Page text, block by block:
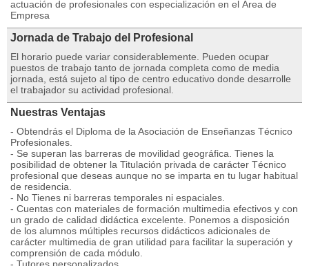
actuación de profesionales con especialización en el Área de
Empresa
Jornada de Trabajo del Profesional
El horario puede variar considerablemente. Pueden ocupar
puestos de trabajo tanto de jornada completa como de media
jornada, está sujeto al tipo de centro educativo donde desarrolle
el trabajador su actividad profesional.
Nuestras Ventajas
- Obtendrás el Diploma de la Asociación de Enseñanzas Técnico
Profesionales.
- Se superan las barreras de movilidad geográfica. Tienes la
posibilidad de obtener la Titulación privada de carácter Técnico
profesional que deseas aunque no se imparta en tu lugar habitual
de residencia.
- No Tienes ni barreras temporales ni espaciales.
- Cuentas con materiales de formación multimedia efectivos y con
un grado de calidad didáctica excelente. Ponemos a disposición
de los alumnos múltiples recursos didácticos adicionales de
carácter multimedia de gran utilidad para facilitar la superación y
comprensión de cada módulo.